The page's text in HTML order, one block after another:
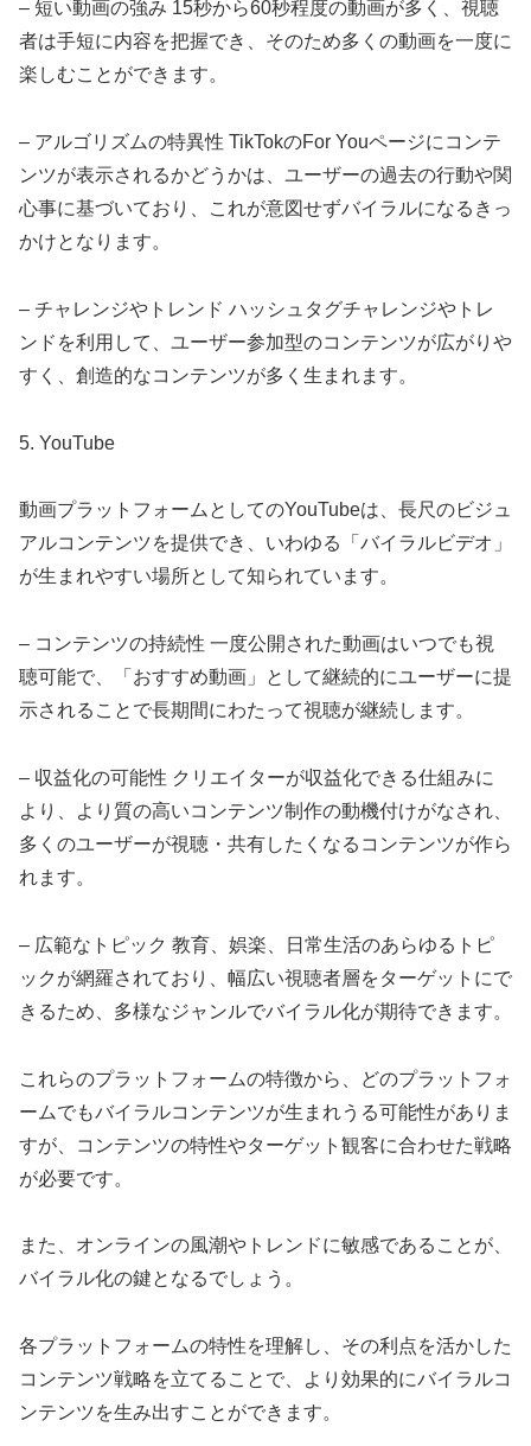
– 短い動画の強み 15秒から60秒程度の動画が多く、視聴
者は手短に内容を把握でき、そのため多くの動画を一度に
楽しむことができます。
– アルゴリズムの特異性 TikTokのFor Youページにコンテ
ンツが表示されるかどうかは、ユーザーの過去の行動や関
心事に基づいており、これが意図せずバイラルになるきっ
かけとなります。
– チャレンジやトレンド ハッシュタグチャレンジやトレ
ンドを利用して、ユーザー参加型のコンテンツが広がりや
すく、創造的なコンテンツが多く生まれます。
5. YouTube
動画プラットフォームとしてのYouTubeは、長尺のビジュ
アルコンテンツを提供でき、いわゆる「バイラルビデオ」
が生まれやすい場所として知られています。
– コンテンツの持続性 一度公開された動画はいつでも視
聴可能で、「おすすめ動画」として継続的にユーザーに提
示されることで長期間にわたって視聴が継続します。
– 収益化の可能性 クリエイターが収益化できる仕組みに
より、より質の高いコンテンツ制作の動機付けがなされ、
多くのユーザーが視聴・共有したくなるコンテンツが作ら
れます。
– 広範なトピック 教育、娯楽、日常生活のあらゆるトピ
ックが網羅されており、幅広い視聴者層をターゲットにで
きるため、多様なジャンルでバイラル化が期待できます。
これらのプラットフォームの特徴から、どのプラットフォ
ームでもバイラルコンテンツが生まれうる可能性がありま
すが、コンテンツの特性やターゲット観客に合わせた戦略
が必要です。
また、オンラインの風潮やトレンドに敏感であることが、
バイラル化の鍵となるでしょう。
各プラットフォームの特性を理解し、その利点を活かした
コンテンツ戦略を立てることで、より効果的にバイラルコ
ンテンツを生み出すことができます。